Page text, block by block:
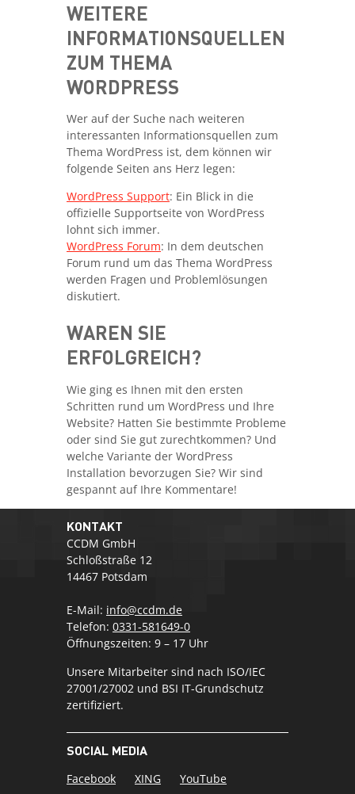
WEITERE
INFORMATIONSQUELLEN
ZUM THEMA
WORDPRESS
Wer auf der Suche nach weiteren
interessanten Informationsquellen zum
Thema WordPress ist, dem können wir
folgende Seiten ans Herz legen:
WordPress Support: Ein Blick in die
offizielle Supportseite von WordPress
lohnt sich immer.
WordPress Forum: In dem deutschen
Forum rund um das Thema WordPress
werden Fragen und Problemlösungen
diskutiert.
WAREN SIE
ERFOLGREICH?
Wie ging es Ihnen mit den ersten
Schritten rund um WordPress und Ihre
Website? Hatten Sie bestimmte Probleme
oder sind Sie gut zurechtkommen? Und
welche Variante der WordPress
Installation bevorzugen Sie? Wir sind
gespannt auf Ihre Kommentare!
KONTAKT
CCDM GmbH
Schloßstraße 12
14467 Potsdam
E-Mail: info@ccdm.de
Telefon: 0331-581649-0
Öffnungszeiten: 9 – 17 Uhr
Unsere Mitarbeiter sind nach ISO/IEC
27001/27002 und BSI IT-Grundschutz
zertifiziert.
SOCIAL MEDIA
Facebook
XING YouTube